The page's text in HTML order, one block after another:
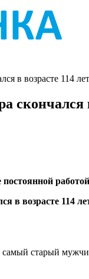
в возрасте 114 лет
постоянной
старый